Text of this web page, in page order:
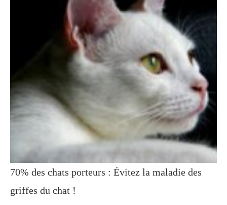
70% des chats porteurs : Évitez la maladie des
griffes du chat !